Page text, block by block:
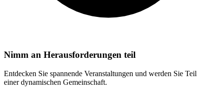
Nimm an Herausforderungen teil
Entdecken Sie spannende Veranstaltungen und werden Sie Teil
einer dynamischen Gemeinschaft.